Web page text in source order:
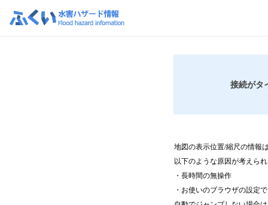
接続がタ
地図の表示位置/縮尺の情報
以下のような原因が考えら
・長時間の無操作
・お使いのブラウザの設定